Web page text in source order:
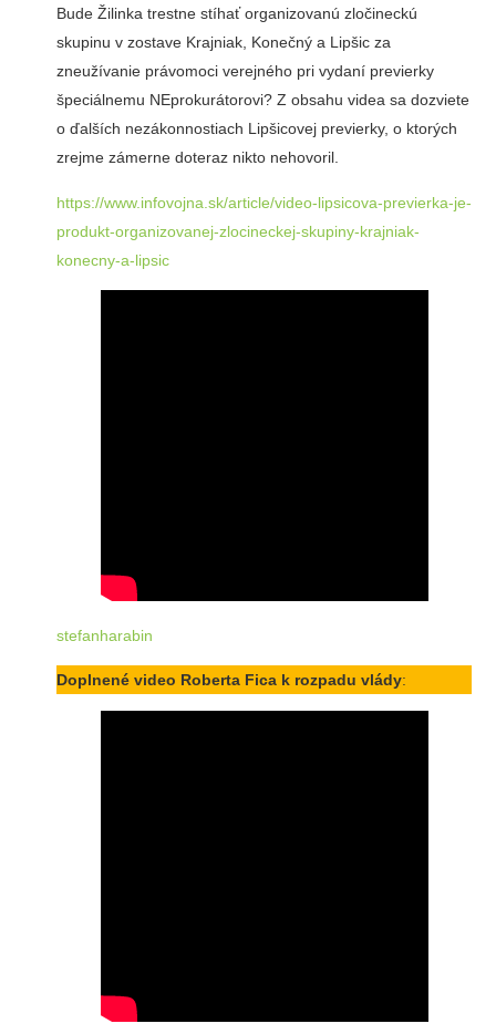
Bude Žilinka trestne stíhať organizovanú zločineckú
skupinu v zostave Krajniak, Konečný a Lipšic za
zneužívanie právomoci verejného pri vydaní previerky
špeciálnemu NEprokurátorovi? Z obsahu videa sa dozviete
o ďalších nezákonnostiach Lipšicovej previerky, o ktorých
zrejme zámerne doteraz nikto nehovoril.
https://www.infovojna.sk/article/video-lipsicova-previerka-je-
produkt-organizovanej-zlocineckej-skupiny-krajniak-
konecny-a-lipsic
stefanharabin
Doplnené video Roberta Fica k rozpadu vlády: